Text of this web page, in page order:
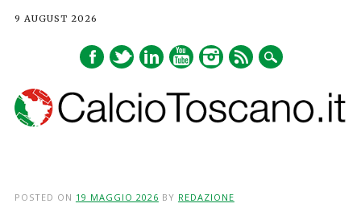
9 AUGUST 2026
POSTED ON 19 MAGGIO 2026 BY REDAZIONE